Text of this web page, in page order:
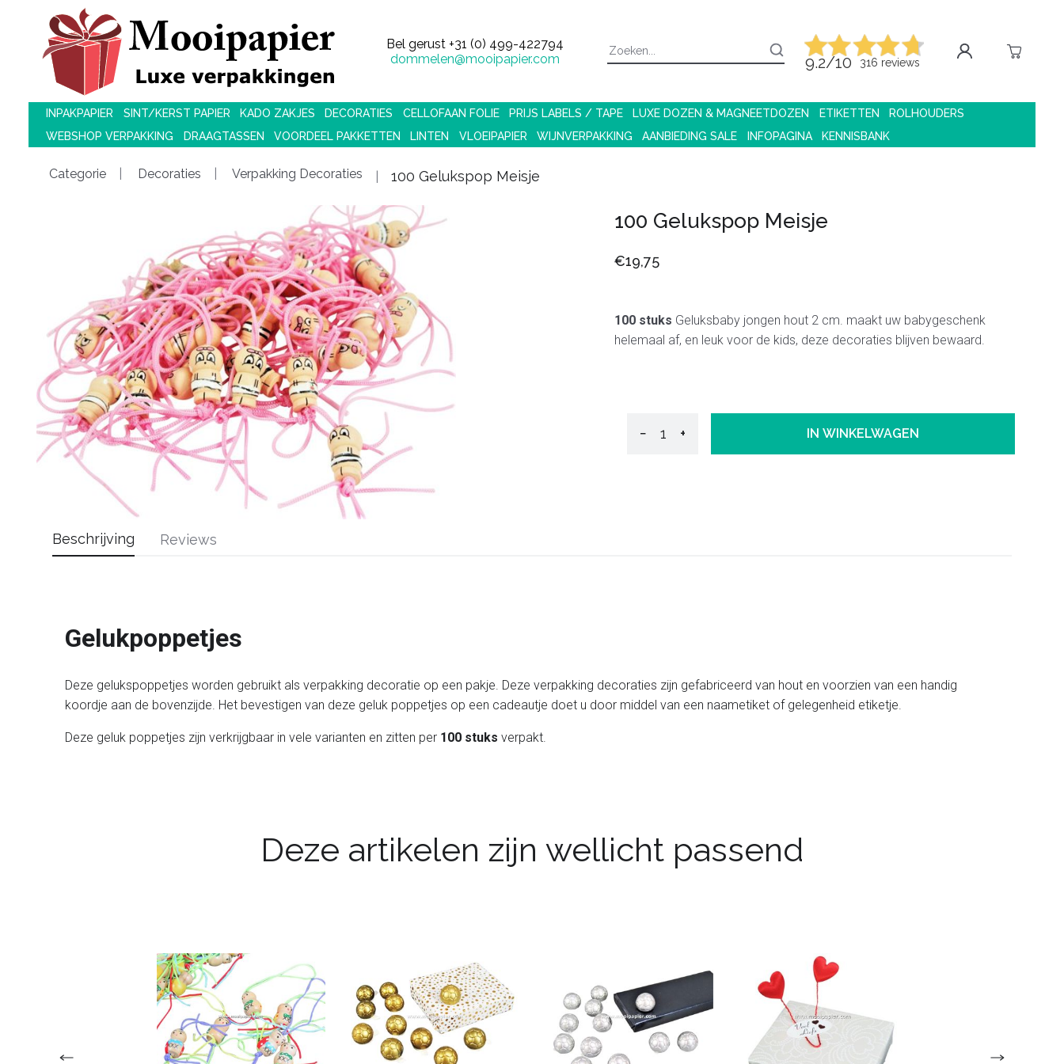
Bel gerust +31 (0) 499-422794
dommelen@mooipapier.com
9.2/10 316 reviews
INPAKPAPIER SINT/KERST PAPIER KADO ZAKJES DECORATIES CELLOFAAN FOLIE PRIJS LABELS / TAPE LUXE DOZEN & MAGNEETDOZEN ETIKETTEN
ROLHOUDERS
WEBSHOP VERPAKKING
DRAAGTASSEN VOORDEEL PAKKETTEN LINTEN VLOEIPAPIER WIJNVERPAKKING AANBIEDING SALE INFOPAGINA KENNISBANK
Categorie Decoraties Verpakking Decoraties 100 Gelukspop Meisje
100 Gelukspop Meisje
€19,75
100 stuks Geluksbaby jongen hout 2 cm. maakt uw babygeschenk
helemaal af, en leuk voor de kids, deze decoraties blijven bewaard.
− + IN WINKELWAGEN
Beschrijving
Gelukpoppetjes
Deze gelukspoppetjes worden gebruikt als verpakking decoratie op een pakje. Deze verpakking decoraties zijn gefabriceerd van hout en voorzien van een handig
koordje aan de bovenzijde. Het bevestigen van deze geluk poppetjes op een cadeautje doet u door middel van een naametiket of gelegenheid etiketje.
Deze geluk poppetjes zijn verkrijgbaar in vele varianten en zitten per 100 stuks verpakt.
Reviews
Deze artikelen zijn wellicht passend